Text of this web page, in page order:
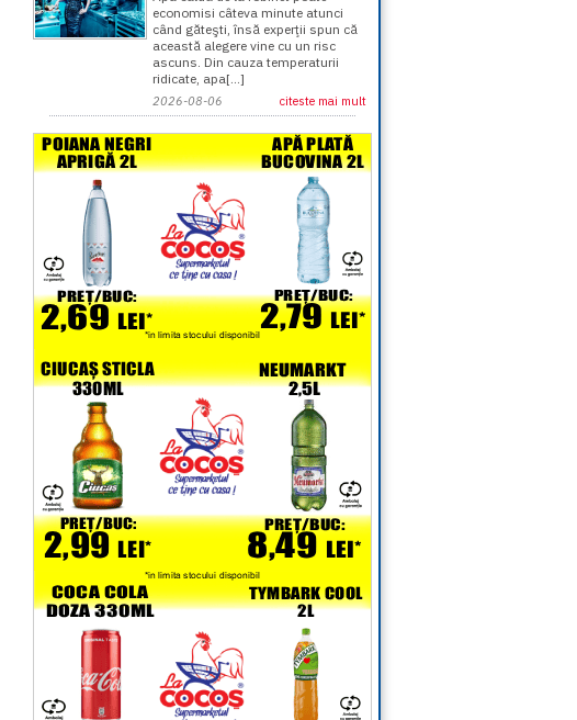
economisi câteva minute atunci
când găteşti, însă experţii spun că
această alegere vine cu un risc
ascuns. Din cauza temperaturii
ridicate, apa[...]
2026-08-06 citeste mai mult